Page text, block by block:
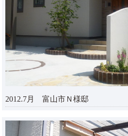
2012.7月 富山市Ｎ様邸